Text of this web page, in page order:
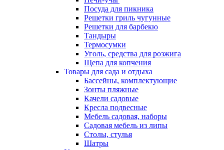
Посуда для пикника
Решетки гриль чугунные
Решетки для барбекю
Тандыры
Термосумки
Уголь, средства для розжига
Щепа для копчения
Товары для сада и отдыха
Бассейны, комплектующие
Зонты пляжные
Качели садовые
Кресла подвесные
Мебель садовая, наборы
Садовая мебель из липы
Столы, стулья
Шатры